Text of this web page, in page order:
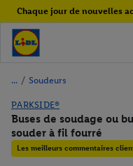
Chaque jour de nouvelles
/ Soudeurs
PARKSIDE®
Buses de soudage ou
souder à fil fourré
Les meilleurs commentaires